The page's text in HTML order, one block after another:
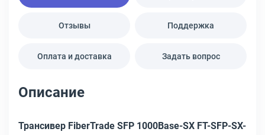
Отзывы Поддержка
Оплата и доставка Задать вопрос
Описание
Трансивер FiberTrade SFP 1000Base-SX FT-SFP-SX-